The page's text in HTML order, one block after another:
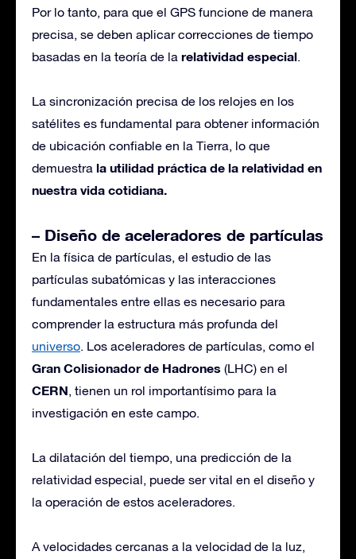
Por lo tanto, para que el GPS funcione de manera
precisa, se deben aplicar correcciones de tiempo
basadas en la teoría de la relatividad especial.
La sincronización precisa de los relojes en los
satélites es fundamental para obtener información
de ubicación confiable en la Tierra, lo que
demuestra la utilidad práctica de la relatividad en
nuestra vida cotidiana.
– Diseño de aceleradores de partículas
En la física de partículas, el estudio de las
partículas subatómicas y las interacciones
fundamentales entre ellas es necesario para
comprender la estructura más profunda del
universo. Los aceleradores de partículas, como el
Gran Colisionador de Hadrones (LHC) en el
CERN, tienen un rol importantísimo para la
investigación en este campo.
La dilatación del tiempo, una predicción de la
relatividad especial, puede ser vital en el diseño y
la operación de estos aceleradores.
A velocidades cercanas a la velocidad de la luz,